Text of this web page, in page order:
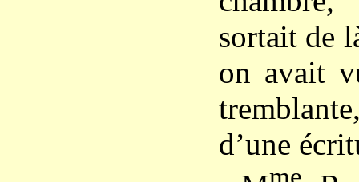
sortait de
on avait
d’une